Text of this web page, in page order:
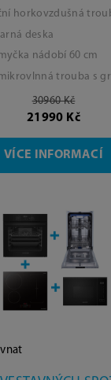
horkovzdušná
deska
nádobí 60 cm
trouba s
30960 Kč
21990 Kč
VÍCE INFORMACÍ